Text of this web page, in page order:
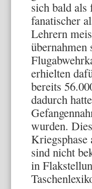
sich bald als
fanatischer
Lehrern
übernahmen
erhielten
bereits
dadurch
wurden.
sind nicht
in